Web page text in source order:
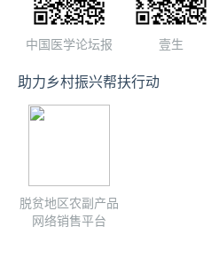
中国医学论坛报 壹生
助力乡村振兴帮扶行动
脱贫地区农副产品
网络销售平台